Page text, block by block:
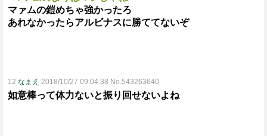
マァムの鎧めちゃ強かったろ
あれなかったらアルビナスに勝ててないぞ
12 なまえ 2018/10/27 09:04:38 No.543263640
如意棒って体力ないと振り回せないよね